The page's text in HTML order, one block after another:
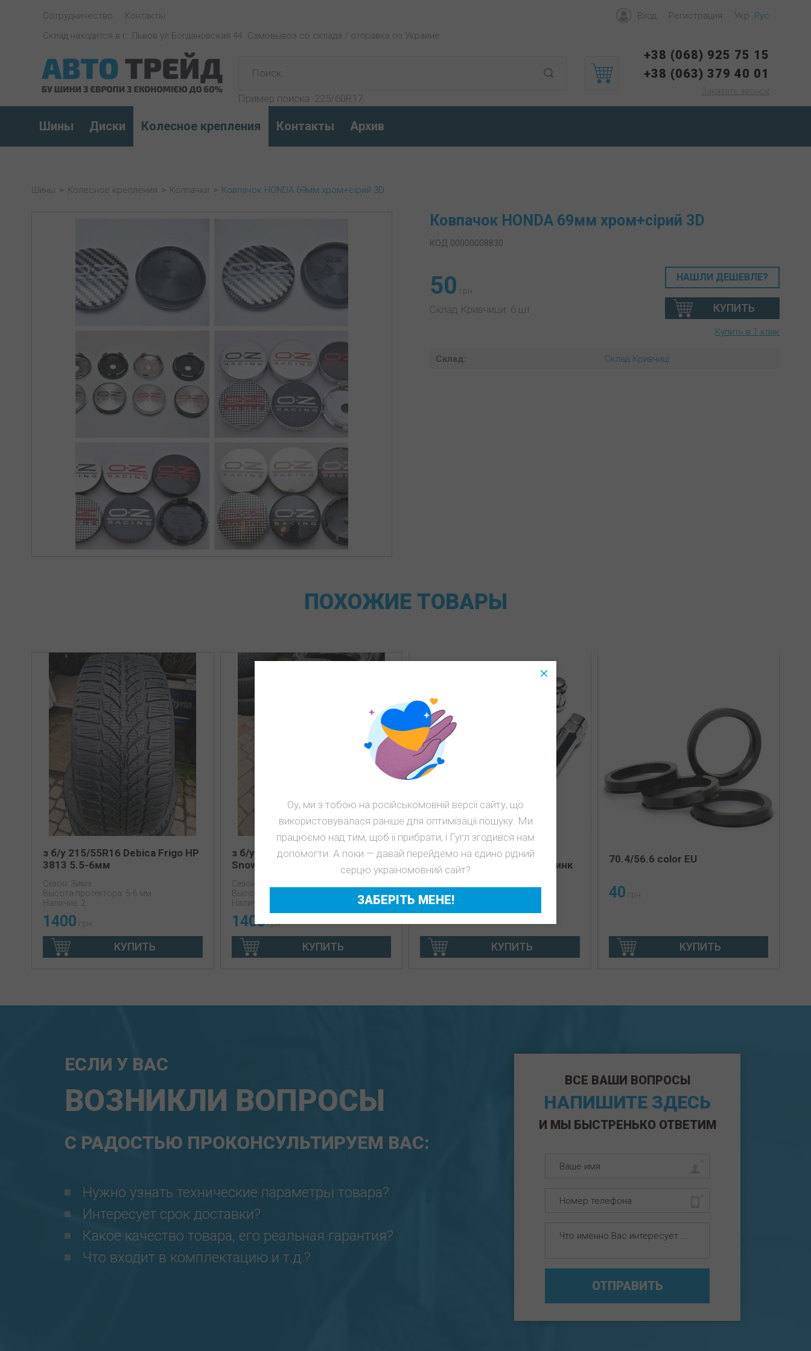
Сотрудничество Контакты Вход Регистрация Укр Рус
Склад находится в г. Львов ул Богдановская 44. Самовывоз со склада / отправка по Украине
Пример поиска: 225/60R17
+38 (068) 925 75 15
+38 (063) 379 40 01
Заказать звонок
Шины Диски Колесное крепления Контакты Архив
Шины > Колесное крепления > Колпачки > Ковпачок HONDA 69мм хром+сірий 3D
Ковпачок HONDA 69мм хром+сірий 3D
КОД 00000008830
50 грн
Склад Кривчици: 6 шт
НАШЛИ ДЕШЕВЛЕ?
КУПИТЬ
Купить в 1 клик
Склад: Склад Кривчиці
ПОХОЖИЕТОВАРЫ
з б/у 215/55R16 Debica Frigo HP
3813 5.5-6мм
Сезон: Зима
Высота протектора: 5-6 мм
Наличие: 2
1400 грн
КУПИТЬ
з б/у 185/65R15 Imperial
Snowdragon HP 3123 7.5мм
Сезон: Зима
Высота протектора: 7-8 мм
Наличие: 2
1400грн
КУПИТЬ
Гайка колісна відкрита 1/2-
20х22 конус UNF ключ 19 цинк
25грн
КУПИТЬ
70.4/56.6 color EU
40 грн
КУПИТЬ
ЕСЛИ У ВАС
ВОЗНИКЛИ ВОПРОСЫ
С РАДОСТЬЮ ПРОКОНСУЛЬТИРУЕМ ВАС:
Нужно узнать технические параметры товара?
Интересует срок доставки?
Какое качество товара, его реальная гарантия?
Что входит в комплектацию и т.д.?
ВСЕ ВАШИ ВОПРОСЫ
НАПИШИТЕ ЗДЕСЬ
И МЫ БЫСТРЕНЬКО ОТВЕТИМ
ОТПРАВИТЬ
Оу, ми з тобою на російськомовній версії сайту, що
використовувалася раніше для оптимізації пошуку. Ми
працюємо над тим, щоб її прибрати, і Гугл згодився нам
допомогти. А поки — давай перейдемо на єдино рідний
серцю україномовний сайт?
ЗАБЕРІТЬ МЕНЕ!